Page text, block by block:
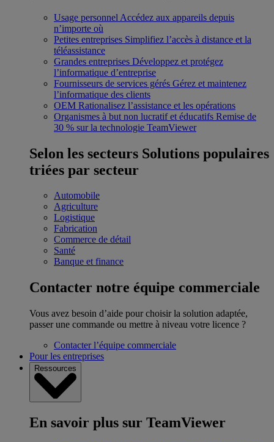
Usage personnel Accédez aux appareils depuis
n’importe où
Petites entreprises Simplifiez l’accès à distance et la
téléassistance
Grandes entreprises Développez et protégez
l’informatique d’entreprise
Fournisseurs de services gérés Gérez et maintenez
l’informatique des clients
OEM Rationalisez l’assistance et les opérations
Organismes à but non lucratif et éducatifs Remise de
30 % sur la technologie TeamViewer
Selon les secteurs Solutions populaires
triées par secteur
Automobile
Agriculture
Logistique
Fabrication
Commerce de détail
Santé
Banque et finance
Contacter notre équipe commerciale
Vous avez besoin d’aide pour choisir la solution adaptée,
passer une commande ou mettre à niveau votre licence ?
Contacter l’équipe commerciale
Pour les entreprises
Ressources
En savoir plus sur TeamViewer